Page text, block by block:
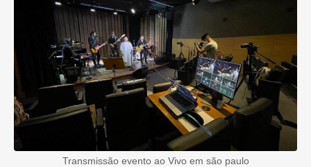
Transmissão evento ao Vivo em são paulo